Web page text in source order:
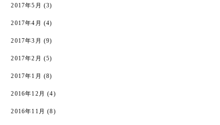
2017年5月 (3)
2017年4月 (4)
2017年3月 (9)
2017年2月 (5)
2017年1月 (8)
2016年12月 (4)
2016年11月 (8)